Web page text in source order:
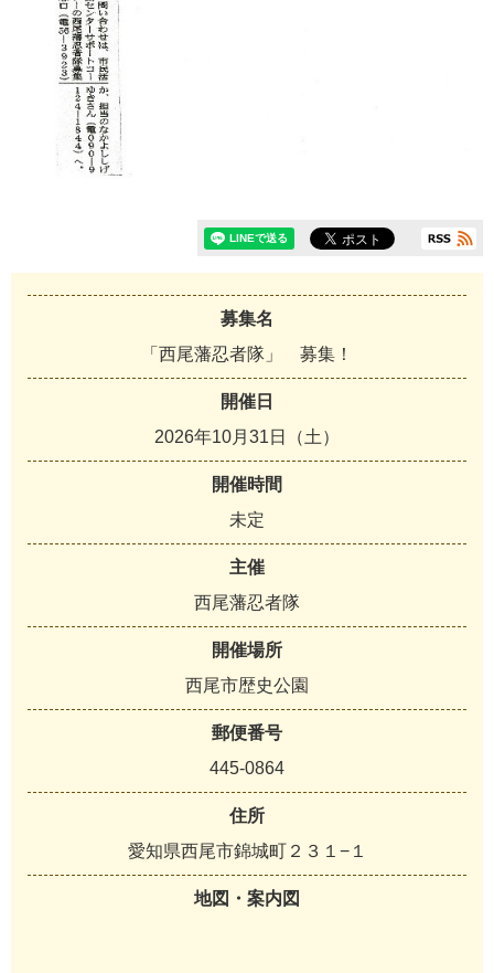
募集名
「西尾藩忍者隊」 募集！
開催日
2026年10月31日（土）
開催時間
未定
主催
西尾藩忍者隊
開催場所
西尾市歴史公園
郵便番号
445-0864
住所
愛知県西尾市錦城町２３１−１
地図・案内図